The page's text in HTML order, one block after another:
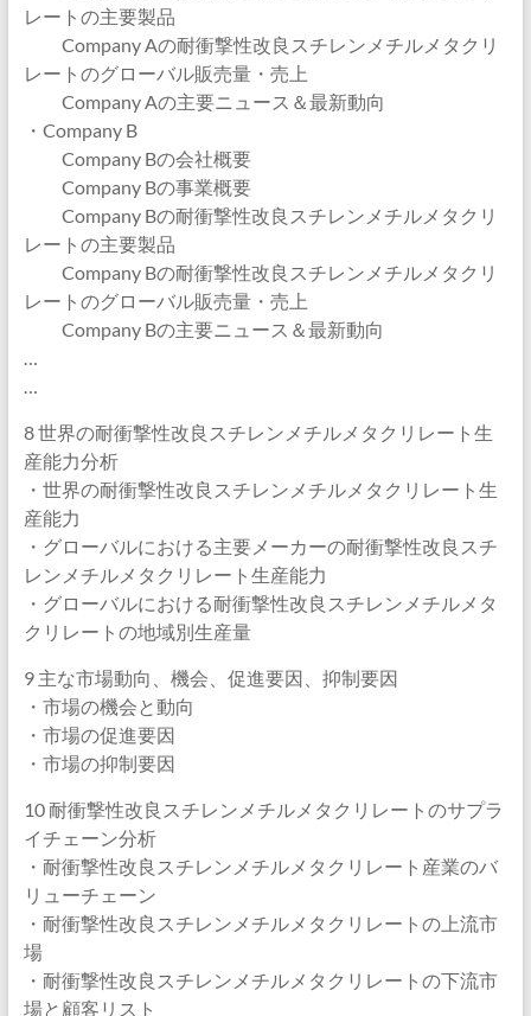
レートの主要製品
Company Aの耐衝撃性改良スチレンメチルメタクリ
レートのグローバル販売量・売上
Company Aの主要ニュース＆最新動向
・Company B
Company Bの会社概要
Company Bの事業概要
Company Bの耐衝撃性改良スチレンメチルメタクリ
レートの主要製品
Company Bの耐衝撃性改良スチレンメチルメタクリ
レートのグローバル販売量・売上
Company Bの主要ニュース＆最新動向
…
…
8 世界の耐衝撃性改良スチレンメチルメタクリレート生
産能力分析
・世界の耐衝撃性改良スチレンメチルメタクリレート生
産能力
・グローバルにおける主要メーカーの耐衝撃性改良スチ
レンメチルメタクリレート生産能力
・グローバルにおける耐衝撃性改良スチレンメチルメタ
クリレートの地域別生産量
9 主な市場動向、機会、促進要因、抑制要因
・市場の機会と動向
・市場の促進要因
・市場の抑制要因
10 耐衝撃性改良スチレンメチルメタクリレートのサプラ
イチェーン分析
・耐衝撃性改良スチレンメチルメタクリレート産業のバ
リューチェーン
・耐衝撃性改良スチレンメチルメタクリレートの上流市
場
・耐衝撃性改良スチレンメチルメタクリレートの下流市
場と顧客リスト